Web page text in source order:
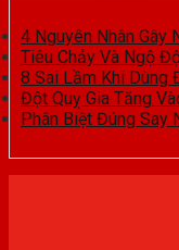
4 Nguyên Nhân Gây
Tiêu Chảy Và Ngộ
8 Sai Lầm Khi Dùng
Đột Quỵ Gia Tăng
Phân Biệt Đúng Say